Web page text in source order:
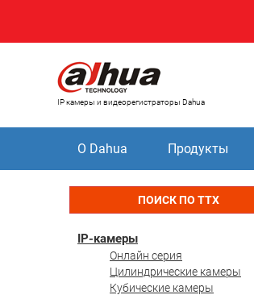
IP камеры и видеорегистраторы Dahua
О Dahua Продукты
ПОИСК ПО ТТХ
IP-камеры
Онлайн серия
Цилиндрические камеры
Кубические камеры